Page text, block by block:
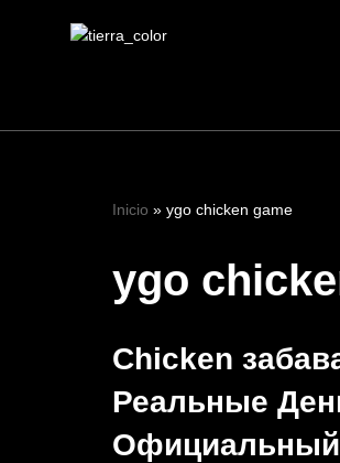
Inicio » ygo chicken game
ygo
Chicken
Реальные
Официальный